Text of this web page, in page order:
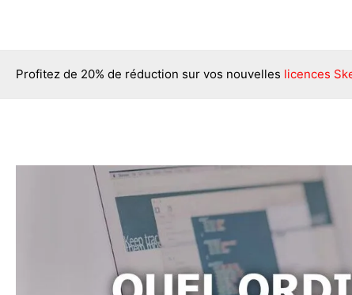
Profitez de 20% de réduction sur vos nouvelles licences